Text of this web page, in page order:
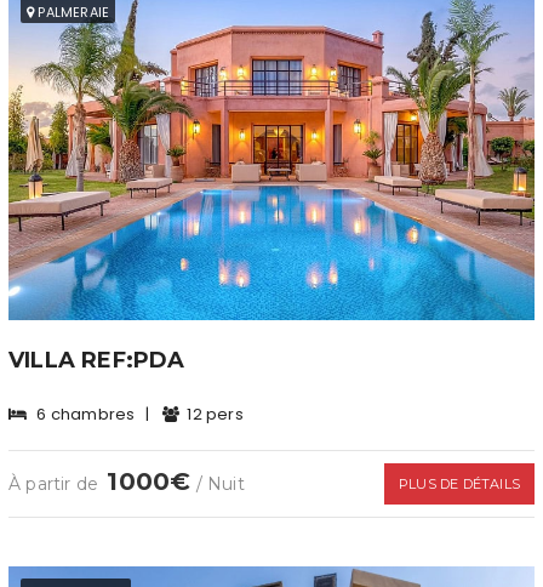
PALMERAIE
VILLA REF:PDA
6 chambres | 12 pers
À partir de 1000€ / Nuit PLUS DE DÉTAILS